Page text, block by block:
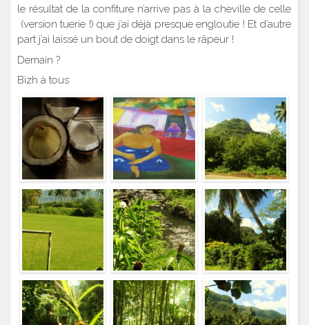
le résultat de la confiture n’arrive pas à la cheville de celle
(version tuerie !) que j’ai déjà presque engloutie ! Et d’autre
part j’ai laissé un bout de doigt dans le râpeur !
Demain ?
Bizh à tous